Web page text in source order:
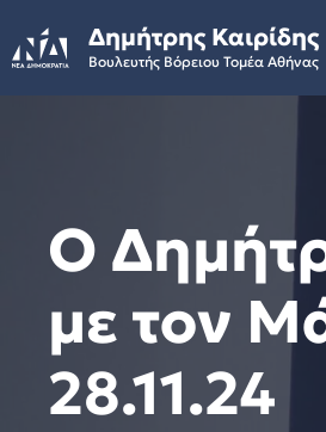
to
content
Δημήτρης Καιρίδης
Βουλευτής Βόρειου Τομέα Αθήνας
Ο
με τον
28.11.24